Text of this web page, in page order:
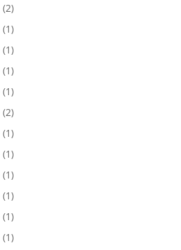
(2)
(1)
(1)
(1)
(1)
(2)
(1)
(1)
(1)
(1)
(1)
(1)